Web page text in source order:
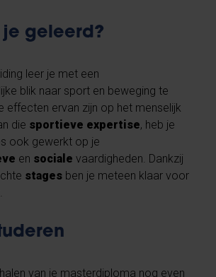
je geleerd?
leer je met een
blik naar sport en beweging te
effecten ervan zijn op het menselijk
die sportieve expertise, heb je
ook gewerkt op je
en sociale vaardigheden. Dankzij
stages ben je meteen klaar voor
van je masterdiploma nog even